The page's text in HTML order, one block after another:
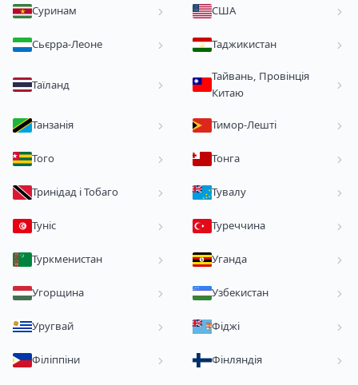
Суринам США
Сьєрра-Леоне Таджикистан
Таїланд
Тайвань, Провінція
Китаю
Танзанія Тимор-Лешті
Того Тонга
Тринідад і Тобаго Тувалу
Туніс Туреччина
Туркменистан Уганда
Угорщина Узбекистан
Уругвай Фіджі
Філіппіни Фінляндія